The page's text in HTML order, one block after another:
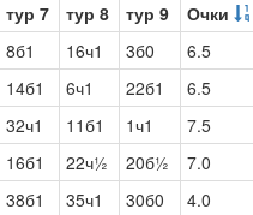
тур 7 тур 8 тур 9 Очки
8б1 16ч1 3б0 6.5
14б1 6ч1 22б1 6.5
32ч1 11б1 1ч1 7.5
16б1 22ч½ 20б½ 7.0
38б1 35ч1 30б0 4.0